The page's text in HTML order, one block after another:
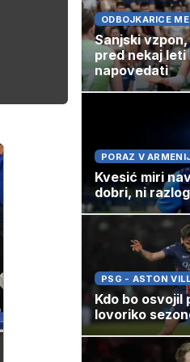
ODBOJKARICE
Sanjski
pred nekaj leti
napovedati
PORAZ V
Kvesić miri
dobri, ni
PSG - ASTON
Kdo bo osvojil
lovoriko